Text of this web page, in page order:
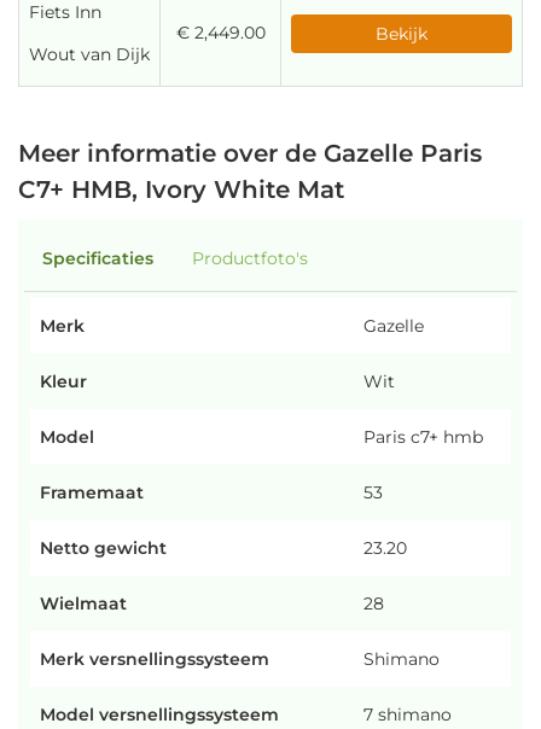
Fiets Inn
Wout van Dijk
€ 2,449.00 Bekijk
Meer informatie over de Gazelle Paris
C7+ HMB, Ivory White Mat
Specificaties Productfoto's
Merk Gazelle
Kleur Wit
Model Paris c7+ hmb
Framemaat 53
Netto gewicht 23.20
Wielmaat 28
Merk versnellingssysteem Shimano
Model versnellingssysteem
7 shimano